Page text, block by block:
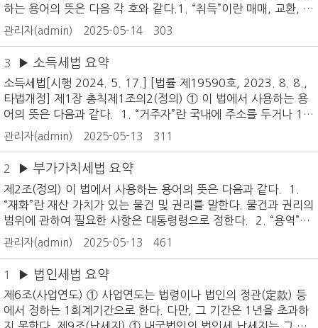
하는 용어의 뜻은 다음 각 호와 같다.1. “취득”이란 매매, 교환, 상
속, 증여, 기부, 법인에 대한 현물출자, 건축, 개수(改修), 공유수
면의 매립, 간척에 의한 토지의 조성 등과 그 밖에 이와 유사한 취
득으로서 원시취득(수용재결로 취득한 경우 등 과세대상이 이미
존재하는 상태에서 취득하는 경우는 제외한다), 승계취득 또는 유
상ㆍ무상의 모든 취득을 말한다.2. “부동산”이란 토지 및 건축물
을 말한다.3. “토지”란 「공간정보의 구축 및 관리 등에 관한 법률」
에 따라 지적공부(地籍公簿)의 등록대상이 되는 토지와 그 밖에
사용되고 있는 사실상의 토지를 말한다.4. “건축물”이란 「건축법」
포함한다)과 토지에 정착하거나 지하 또는 다른 구조물에 설치하
관리자(admin) 2025-05-14 303
3 ▶ 소득세법 요약
소득세법[시행 2024. 5. 17.] [법률 제19590호, 2023. 8. 8.,
타법개정] 제1장 총칙제1조의2(정의) ① 이 법에서 사용하는 용
어의 뜻은 다음과 같다. 1. “거주자”란 국내에 주소를 두거나 18
3일 이상의 거소(居所)를 둔 개인을 말한다. 2. “비거주자”란 거
주자가 아닌 개인을 말한다. 3. “내국법인”이란 「법인세법」 제2
조제1호에 따른 내국법인을 말한다. 4. “외국법인”이란 「법인세
법」 제2조제3호에 따른 외국법인을 말한다. 5. “사업자”란 사업
소득이 있는 거주자를 말한다.② 제1항에 따른 주소ㆍ거소와 거
주자ㆍ비거주자의 구분은 대통령령으로 정한다. 제4조(소득의 구
분) ① 거주자의 소득은 다음 각 호와 같이 구분한다. 1. 종합소
득 이 법에 따라 과세되는 모든 소득에서 제2호, 제2호의2 및
산한 것 가. 이자소득 나. 배당소득 다. 사업소득 라. 근
관리자(admin) 2025-05-13 311
2 ▶ 부가가치세법 요약
제2조(정의) 이 법에서 사용하는 용어의 뜻은 다음과 같다. 1.
“재화”란 재산 가치가 있는 물건 및 권리를 말한다. 물건과 권리의
범위에 관하여 필요한 사항은 대통령령으로 정한다. 2. “용역”이
란 재화 외에 재산 가치가 있는 모든 역무(役務)와 그 밖의 행위
를 말한다. 용역의 범위에 관하여 필요한 사항은 대통령령으로 정
한다. 3. “사업자”란 사업 목적이 영리이든 비영리이든 관계없이
사업상 독립적으로 재화 또는 용역을 공급하는 자를 말한다. 4.
“간이과세자”(簡易課稅者)란 제61조제1항에 따라 직전 연도의
재화와 용역의 공급에 대한 대가(부가가치세가 포함된 대가를 말
관리자(admin) 2025-05-13 461
1 ▶ 법인세법 요약
제6조(사업연도) ① 사업연도는 법령이나 법인의 정관(定款) 등
에서 정하는 1회계기간으로 한다. 다만, 그 기간은 1년을 초과하
지 못한다. 제9조(납세지) ① 내국법인의 법인세 납세지는 그 법